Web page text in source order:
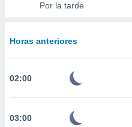
ACEPTAR
Por la tarde
Horas anteriores
02:00
03:00